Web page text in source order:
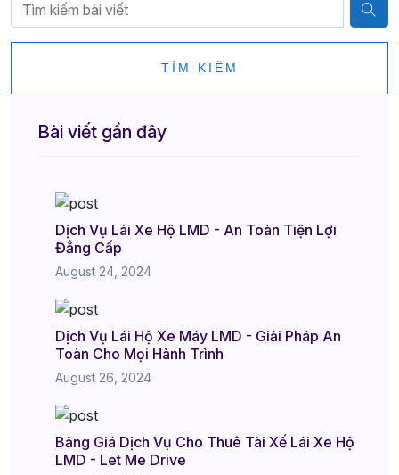
TÌM KIẾM
Bài viết gần đây
Dịch Vụ Lái Xe Hộ LMD - An Toàn Tiện Lợi
Đẳng Cấp
August 24, 2024
Dịch Vụ Lái Hộ Xe Máy LMD - Giải Pháp An
Toàn Cho Mọi Hành Trình
August 26, 2024
Bảng Giá Dịch Vụ Cho Thuê Tài Xế Lái Xe Hộ
LMD - Let Me Drive